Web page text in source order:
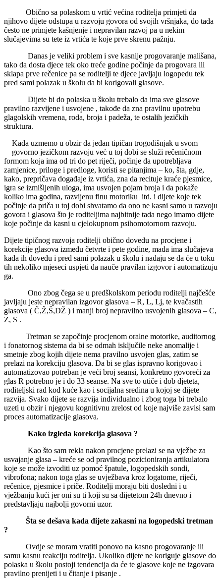
Obično sa polaskom u vrtić većina roditelja primjeti da
njihovo dijete odstupa u razvoju govora od svojih vršnjaka, do tada
često ne primjete kašnjenje i nepravilan razvoj pa u nekim
slučajevima su tete iz vrtića te koje prve skrenu pažnju.
Danas je veliki problem i sve kasnije progovaranje mališana,
tako da dosta djece tek oko treće godine počinje da progovara ili
sklapa prve rečenice pa se roditelji te djece javljaju logopedu tek
pred sami polazak u školu da bi korigovali glasove.
Dijete bi do polaska u školu trebalo da ima sve glasove
pravilno razvijene i usvojene , takođe da zna pravilnu upotrebu
glagolskih vremena, roda, broja i padeža, te ostalih jezičkih
struktura.
Kada uzmemo u obzir da jedan tipičan trogodišnjak u svom
govorno jezičkom razvoju već u toj dobi se služi rečeničnom
formom koja ima od tri do pet riječi, počinje da upotrebljava
zamjenice, priloge i predloge, koristi se pitanjima – ko, šta, gdje,
kako, prepričava događaje iz vrtića, zna da recituje kraće pjesmice,
igra se izmišljenih uloga, ima usvojen pojam broja i da pokaže
koliko ima godina, razvijenu finu motoriku itd. i dijete koje tek
počinje da priča u toj dobi shvatamo da ono ne kasni samo u razvoju
govora i glasova što je roditeljima najbitnije tada nego imamo dijete
koje počinje da kasni u cjelokupnom psihomotornom razvoju.
Dijete tipičnog razvoja roditelji obično dovedu na procjene i
korekcije glasova između četvrte i pete godine, mada ima slučajeva
kada ih dovedu i pred sami polazak u školu i nadaju se da će u toku
tih nekoliko mjeseci uspjeti da nauče pravilan izgovor i automatizuju
ga.
Ono zbog čega se u predškolskom periodu roditelji najčešće
javljaju jeste nepravilan izgovor glasova – R, L, Lj, te kvačastih
glasova ( Č,Ž,Š,DŽ ) i manji broj nepravilno usvojenih glasova – C,
Z, S .
Tretman se započinje procjenom oralne motorike, auditornog
i fonatornog sistema da bi se odmah isključile neke anomalije i
smetnje zbog kojih dijete nema pravilno usvojen glas, zatim se
prelazi na korekciju glasova. Da bi se glas ispravno korigovao i
automatizovao potreban je veći broj seansi, konkretno govoreći za
glas R potrebno je i do 33 seanse. Na sve to utiče i dob djeteta,
roditeljski rad kod kuće kao i socijalna sredina u kojoj se dijete
razvija. Svako dijete se razvija individualno i zbog toga bi trebalo
uzeti u obzir i njegovu kognitivnu zrelost od koje najviše zavisi sam
proces automatizacije glasova.
Kako izgleda korekcija glasova ?
Kao što sam rekla nakon procjene prelazi se na vježbe za
usvajanje glasa – kreće se od pravilnog pozicioniranja artikulatora
koje se može izvoditi uz pomoć špatule, logopedskih sondi,
vibrofona; nakon toga glas se uvježbava kroz logatome, riječi,
rečenice, pjesmice i priče. Roditelji moraju biti dosledni i u
vježbanju kući jer oni su ti koji su sa dijetetom 24h dnevno i
predstavljaju najbolji govorni uzor.
Šta se dešava kada dijete zakasni na logopedski tretman
?
Ovdje se moram vratiti ponovo na kasno progovaranje ili
samu kasnu reakciju roditelja. Ukoliko dijete ne koriguje glasove do
polaska u školu postoji tendencija da će te glasove koje ne izgovara
pravilno prenijeti i u čitanje i pisanje .